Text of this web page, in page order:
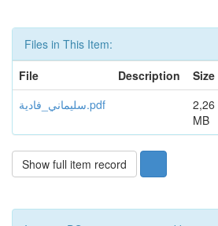
Files in This Item:
File
Description Size
سليماني_فادية.pdf
2,26
MB
Show full item record